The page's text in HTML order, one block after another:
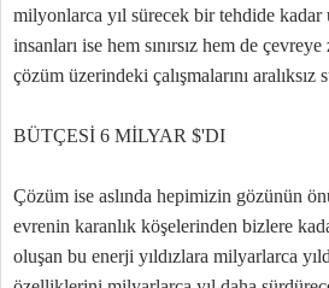
milyonlarca yıl sürecek bir tehdide
insanları ise hem sınırsız hem de
çözüm üzerindeki çalışmalarını aralıksız
BÜTÇESİ 6 MİLYAR $'DI
Çözüm ise aslında hepimizin gözünün
evrenin karanlık köşelerinden bizlere
oluşan bu enerji yıldızlara milyarlarca